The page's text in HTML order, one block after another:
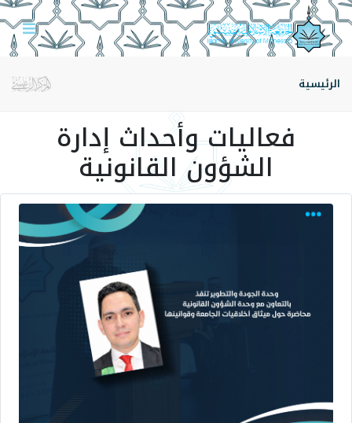
الرئيسية
فعاليات وأحداث إدارة
الشؤون القانونية